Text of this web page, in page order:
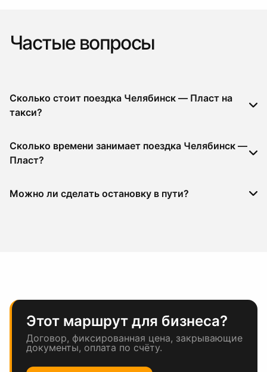
Частые вопросы
Сколько стоит поездка Челябинск — Пласт на
такси?
Сколько времени занимает поездка Челябинск —
Пласт?
Можно ли сделать остановку в пути?
Этот маршрут для бизнеса?
Договор, фиксированная цена, закрывающие
документы, оплата по счёту.